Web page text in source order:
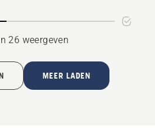
productbeoordeling
5
26 weergeven
MEER LADEN